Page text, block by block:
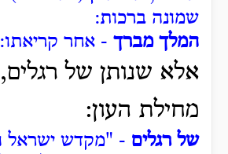
שמונה ברכות:
המלך מברך - אחר קריאתו:
אלא שנותן של
מחילת העון:
של רגלים - "מקדש ישראל